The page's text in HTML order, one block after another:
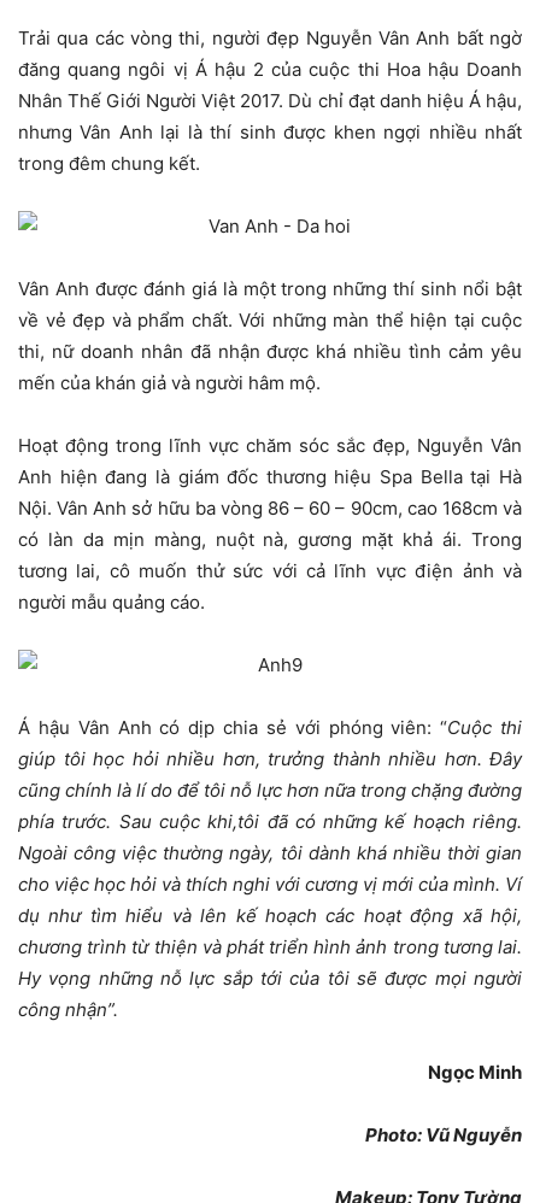
Trải qua các vòng thi, người đẹp Nguyễn Vân Anh bất ngờ
đăng quang ngôi vị Á hậu 2 của cuộc thi Hoa hậu Doanh
Nhân Thế Giới Người Việt 2017. Dù chỉ đạt danh hiệu Á hậu,
nhưng Vân Anh lại là thí sinh được khen ngợi nhiều nhất
trong đêm chung kết.
Vân Anh được đánh giá là một trong những thí sinh nổi bật
về vẻ đẹp và phẩm chất. Với những màn thể hiện tại cuộc
thi, nữ doanh nhân đã nhận được khá nhiều tình cảm yêu
mến của khán giả và người hâm mộ.
Hoạt động trong lĩnh vực chăm sóc sắc đẹp, Nguyễn Vân
Anh hiện đang là giám đốc thương hiệu Spa Bella tại Hà
Nội. Vân Anh sở hữu ba vòng 86 – 60 – 90cm, cao 168cm và
có làn da mịn màng, nuột nà, gương mặt khả ái. Trong
tương lai, cô muốn thử sức với cả lĩnh vực điện ảnh và
người mẫu quảng cáo.
Á hậu Vân Anh có dịp chia sẻ với phóng viên: “Cuộc thi
giúp tôi học hỏi nhiều hơn, trưởng thành nhiều hơn. Đây
cũng chính là lí do để tôi nỗ lực hơn nữa trong chặng đường
phía trước. Sau cuộc khi,tôi đã có những kế hoạch riêng.
Ngoài công việc thường ngày, tôi dành khá nhiều thời gian
cho việc học hỏi và thích nghi với cương vị mới của mình. Ví
dụ như tìm hiểu và lên kế hoạch các hoạt động xã hội,
chương trình từ thiện và phát triển hình ảnh trong tương lai.
Hy vọng những nỗ lực sắp tới của tôi sẽ được mọi người
công nhận”.
Ngọc Minh
Photo: Vũ Nguyễn
Makeup: Tony Tường